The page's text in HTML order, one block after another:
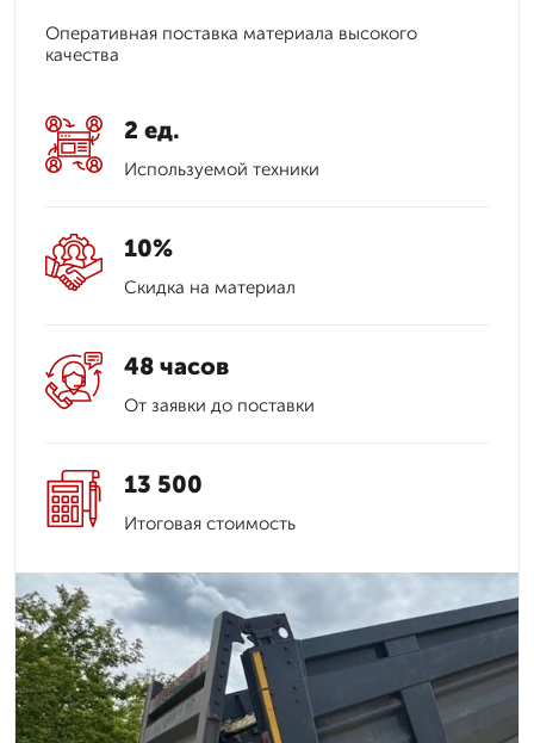
Оперативная поставка материала высокого
качества
2 ед.
Используемой техники
10%
Скидка на материал
48 часов
От заявки до поставки
13 500
Итоговая стоимость